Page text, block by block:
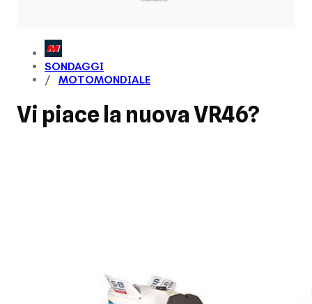
SONDAGGI
MOTOMONDIALE
Vi piace la nuova VR46?